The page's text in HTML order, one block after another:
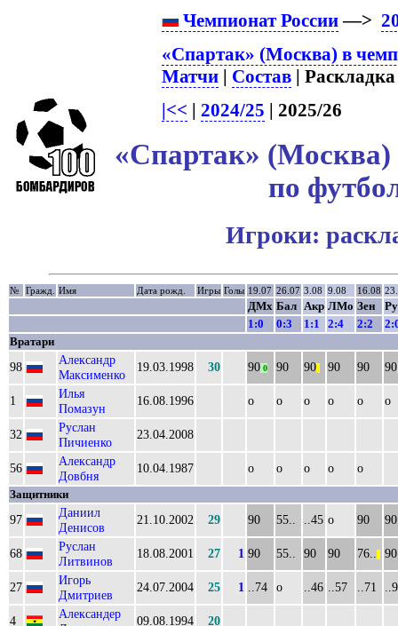
Чемпионат России—>
«Спартак» (Москва) в
Матчи | Состав |
|<< | 2024/25 | 2025/26
«Спартак» (Москва)
по
Игроки:
№ Гражд. Имя Дата рожд. Игры Голы 19.07 26.07 3.08 9.08 16.08
ДМх Бал Акр ЛМо Зен
1:0
0:3 1:1 2:4 2:2
Вратари
98
Александр
Максименко
19.03.1998 30 90 0 90 90 90 90 90
1
Илья
Помазун
16.08.1996 о о о о о о
32
Руслан
Пичиенко
23.04.2008
56
Александр
Довбня
10.04.1987 о о о о о
Защитники
97
Даниил
Денисов
21.10.2002 29 90 55.. ..45 о 90 90
68
Руслан
Литвинов
18.08.2001 27 1 90 55.. 90 90 76.. 90
27
Игорь
Дмитриев
24.07.2004 25 1 ..74 о ..46 ..57 ..71
4
Александер
09.08.1994 20